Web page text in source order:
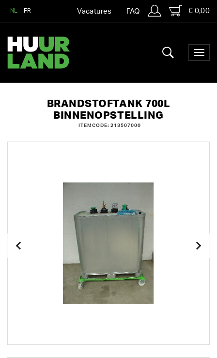
NL FR Vacatures FAQ € 0,00
BRANDSTOFTANK 700L
BINNENOPSTELLING
ITEMCODE: 213507000